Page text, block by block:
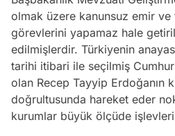
olmak üzere kanunsuz emir
görevlerini yapamaz hale
edilmişlerdir. Türkiyenin
tarihi itibari ile seçilmiş
olan Recep Tayyip Erdoğanın
doğrultusunda hareket eder
kurumlar büyük ölçüde